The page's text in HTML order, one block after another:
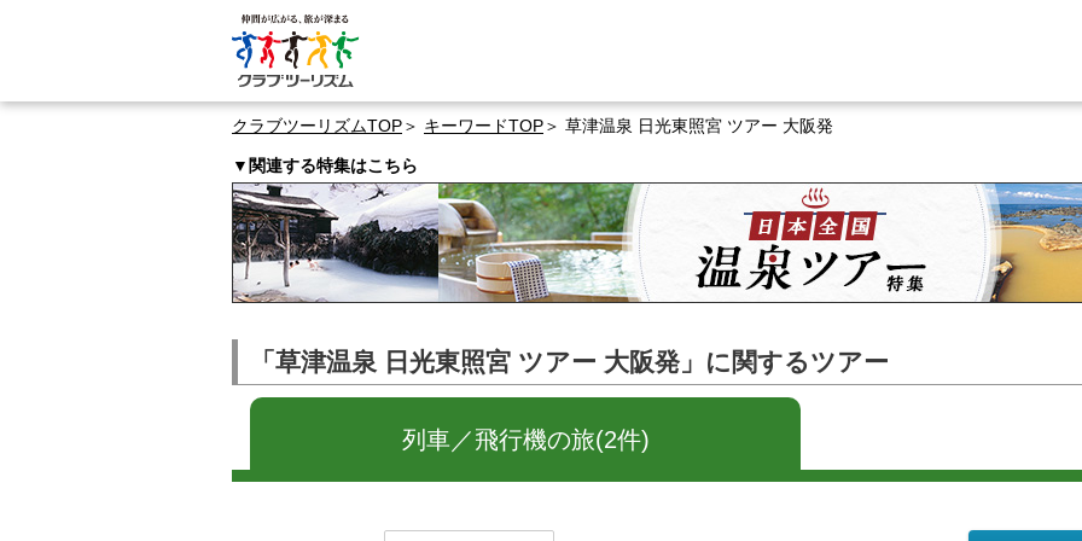
クラブツーリズムTOP キーワードTOP 草津温泉 日光東照宮 ツアー 大阪発
▼関連する特集はこちら
「草津温泉 日光東照宮 ツアー 大阪発」に関するツアー
列車／飛行機の旅(2件)